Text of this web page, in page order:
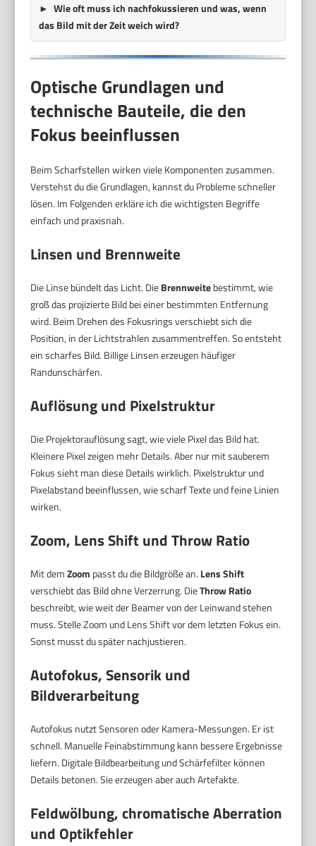
Wie oft muss ich nachfokussieren und was, wenn
das Bild mit der Zeit weich wird?
Optische Grundlagen und
technische Bauteile, die den
Fokus beeinflussen
Beim Scharfstellen wirken viele Komponenten zusammen.
Verstehst du die Grundlagen, kannst du Probleme schneller
lösen. Im Folgenden erkläre ich die wichtigsten Begriffe
einfach und praxisnah.
Linsen und Brennweite
Die Linse bündelt das Licht. DieBrennweitebestimmt, wie
groß das projizierte Bild bei einer bestimmten Entfernung
wird. Beim Drehen des Fokusrings verschiebt sich die
Position, in der Lichtstrahlen zusammentreffen. So entsteht
ein scharfes Bild. Billige Linsen erzeugen häufiger
Randunschärfen.
Auflösung und Pixelstruktur
Die Projektorauflösung sagt, wie viele Pixel das Bild hat.
Kleinere Pixel zeigen mehr Details. Aber nur mit sauberem
Fokus sieht man diese Details wirklich. Pixelstruktur und
Pixelabstand beeinflussen, wie scharf Texte und feine Linien
wirken.
Zoom, Lens Shift und Throw Ratio
Mit demZoom passt du die Bildgröße an. Lens Shift
verschiebt das Bild ohne Verzerrung. DieThrow Ratio
beschreibt, wie weit der Beamer von der Leinwand stehen
muss. Stelle Zoom und Lens Shift vor dem letzten Fokus ein.
Sonst musst du später nachjustieren.
Autofokus, Sensorik und
Bildverarbeitung
Autofokus nutzt Sensoren oder Kamera-Messungen. Er ist
schnell. Manuelle Feinabstimmung kann bessere Ergebnisse
liefern. Digitale Bildbearbeitung und Schärfefilter können
Details betonen. Sie erzeugen aber auch Artefakte.
Feldwölbung, chromatische Aberration
und Optikfehler